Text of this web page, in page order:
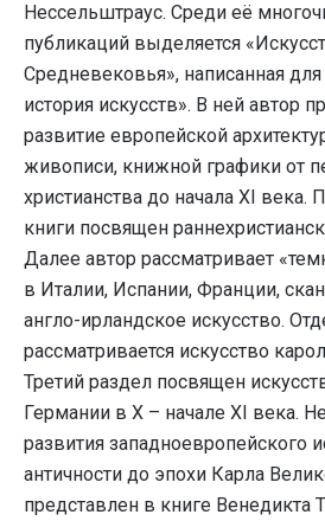
Нессельштраус. Среди её
публикаций выделяется
Средневековья», написанная
история искусств». В ней автор
развитие европейской
живописи, книжной графики от
христианства до начала XI века.
книги посвящен
Далее автор рассматривает
в Италии, Испании, Франции,
англо-ирландское искусство.
рассматривается искусство
Третий раздел посвящен
Германии в X – начале XI века.
развития западноевропейского
античности до эпохи Карла
представлен в книге Венедикта